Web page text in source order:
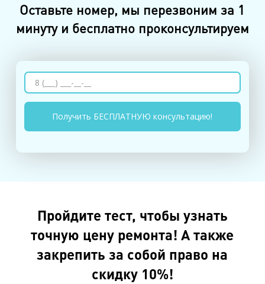
Оставьте номер, мы перезвоним за 1
минуту и бесплатно проконсультируем
Пройдите тест, чтобы узнать
точную цену ремонта! А также
закрепить за собой право на
скидку 10%!